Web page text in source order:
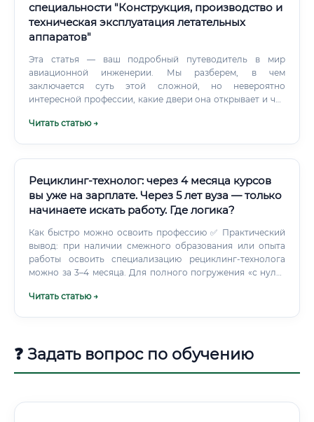
специальности "Конструкция, производство и
техническая эксплуатация летательных
аппаратов"
Эта статья — ваш подробный путеводитель в мир
авиационной инженерии. Мы разберем, в чем
заключается суть этой сложной, но невероятно
интересной профессии, какие двери она открывает и что
авиации. Если говорить просто, специалист по
всё, от идеи на чертеже до последнего дня службы.
Читать статью →
Рециклинг-технолог: через 4 месяца курсов
вы уже на зарплате. Через 5 лет вуза — только
начинаете искать работу. Где логика?
Как быстро можно освоить профессию ✅ Практический
вывод: при наличии смежного образования или опыта
работы освоить специализацию рециклинг-технолога
можно за 3–4 месяца. Для полного погружения «с нуля»
Читать статью →
❓ Задать вопрос по обучению